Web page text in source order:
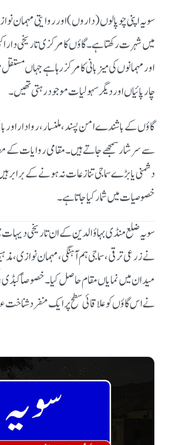
سویہ اپنی چوپالوں (داروں) اور روایتی
میں شہرت رکھتا ہے۔ گاؤں کا مرکزی تاریخی
اور مہمانوں کی میزبانی کا مرکز رہا ہے جہاں
چارپائیاں اور دیگر سہولیات موجود رہتی تھیں۔
گاؤں کے باشندے امن پسند، ملنسار، روادار
سے سرشار سمجھے جاتے ہیں۔ مقامی روایات کے
دشمنی یا بڑے سماجی تنازعات نہ ہونے کے برابر
خصوصیات میں شمار کیا جاتا ہے۔
سویہ ضلع منڈی بہاؤالدین کے ان تاریخی دیہات
نے زرعی ترقی، سماجی ہم آہنگی، مہمان نوازی،
میدان میں نمایاں مقام حاصل کیا۔ خصوصاً
نے اس گاؤں کو علاقائی سطح پر ایک منفرد